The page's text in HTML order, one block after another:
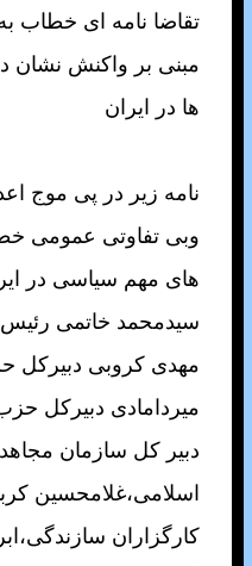
تقاضا نامه ای خطاب
مبنی بر واکنش نشان
ها در ايران
نامه زير در پی موج
وبی تفاوتی عمومی
های مهم سياسی در
سيدمحمد خاتمی رئيس
مهدی کروبی دبيرکل
ميردامادی دبيرکل
دبير کل سازمان
اسلامی،غلامحسين
کارگزاران